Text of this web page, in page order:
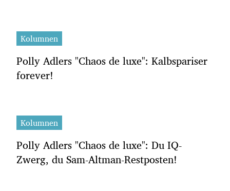
Kolumnen
Polly Adlers "Chaos de luxe": Kalbspariser
forever!
Kolumnen
Polly Adlers "Chaos de luxe": Du IQ-
Zwerg, du Sam-Altman-Restposten!